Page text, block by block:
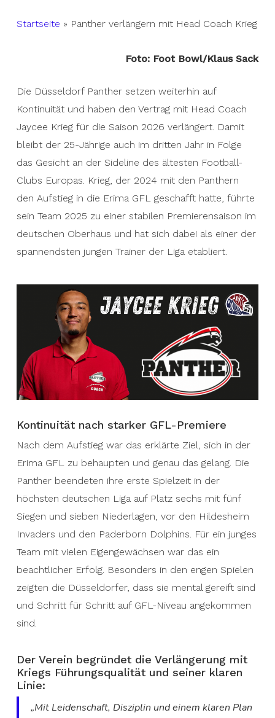
Startseite » Panther verlängern mit Head Coach Krieg
Foto: Foot Bowl/Klaus Sack
Die Düsseldorf Panther setzen weiterhin auf
Kontinuität und haben den Vertrag mit Head Coach
Jaycee Krieg für die Saison 2026 verlängert. Damit
bleibt der 25-Jährige auch im dritten Jahr in Folge
das Gesicht an der Sideline des ältesten Football-
Clubs Europas. Krieg, der 2024 mit den Panthern
den Aufstieg in die Erima GFL geschafft hatte, führte
sein Team 2025 zu einer stabilen Premierensaison im
deutschen Oberhaus und hat sich dabei als einer der
spannendsten jungen Trainer der Liga etabliert.
Kontinuität nach starker GFL-Premiere
Nach dem Aufstieg war das erklärte Ziel, sich in der
Erima GFL zu behaupten und genau das gelang. Die
Panther beendeten ihre erste Spielzeit in der
höchsten deutschen Liga auf Platz sechs mit fünf
Siegen und sieben Niederlagen, vor den Hildesheim
Invaders und den Paderborn Dolphins. Für ein junges
Team mit vielen Eigengewächsen war das ein
beachtlicher Erfolg. Besonders in den engen Spielen
zeigten die Düsseldorfer, dass sie mental gereift sind
und Schritt für Schritt auf GFL-Niveau angekommen
sind.
Der Verein begründet die Verlängerung mit
Kriegs Führungsqualität und seiner klaren
Linie:
„Mit Leidenschaft, Disziplin und einem klaren Plan